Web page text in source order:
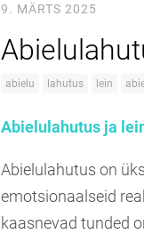
9. MÄRTS 2025
abielu lahutus lein
Abielulahutus ja
Abielulahutus on
emotsionaalseid
kaasnevad tunded